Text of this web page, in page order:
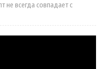
не всегда совпадает с